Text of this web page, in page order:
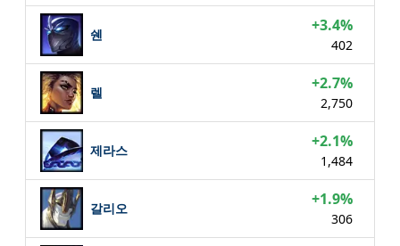
쉔 +3.4%
402
렐 +2.7%
2,750
제라스 +2.1%
1,484
갈리오 +1.9%
306